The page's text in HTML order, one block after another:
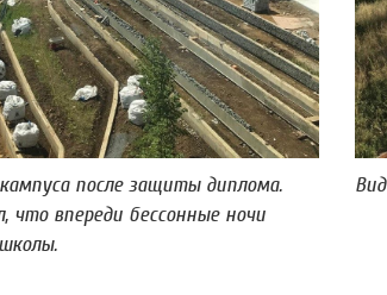
после защиты диплома.
что впереди бессонные ночи